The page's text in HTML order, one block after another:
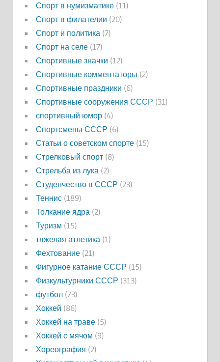
Спорт в нумизматике(11)
Спорт в филателии (20)
Спорт и политика(7)
Спорт на селе(17)
Спортивные значки (12)
Спортивные комментаторы (2)
Спортивные праздники (6)
Спортивные сооружения СССР (31)
спортивный юмор(4)
Спортсмены СССР (6)
Статьи о советском спорте(15)
Стрелковый спорт(8)
Стрельба из лука(2)
Студенчество в СССР (23)
Теннис(189)
Толкание ядра(2)
Туризм (15)
тяжелая атлетика(1)
Фехтование(21)
Фигурное катание СССР (15)
Физкультурники СССР (313)
футбол(73)
Хоккей (86)
Хоккей на траве(5)
Хоккей с мячом (9)
Хореография (2)